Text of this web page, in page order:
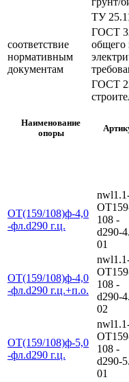
соответствие
нормативным
документам
ТУ
ГОСТ
общего
ГОСТ
Наименование
опоры
ОТ(159/108)ф-4,0
-фл.d290 г.ц.
108 -
d290-
01
ОТ(159/108)ф-4,0
-фл.d290 г.ц.+п.о.
108 -
d290-
02
ОТ(159/108)ф-5,0
-фл.d290 г.ц.
108 -
d290-
01